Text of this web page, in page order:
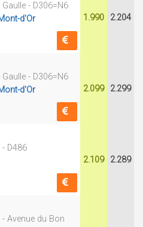
- D306=N6
d'Or 1.990 2.204
- D306=N6
d'Or 2.099 2.299
D486
2.109 2.289
- Avenue du Bon